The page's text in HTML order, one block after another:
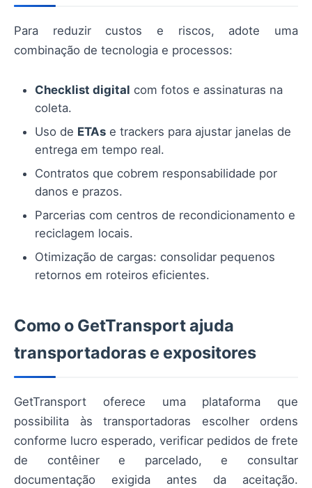
Para reduzir custos e riscos, adote uma
combinação de tecnologia e processos:
Checklist digital com fotos e assinaturas na
coleta.
Uso de ETAs e trackers para ajustar janelas de
entrega em tempo real.
Contratos que cobrem responsabilidade por
danos e prazos.
Parcerias com centros de recondicionamento e
reciclagem locais.
Otimização de cargas: consolidar pequenos
retornos em roteiros eficientes.
Como o GetTransport ajuda
transportadoras e expositores
GetTransport oferece uma plataforma que
possibilita às transportadoras escolher ordens
conforme lucro esperado, verificar pedidos de frete
de contêiner e parcelado, e consultar
documentação exigida antes da aceitação.